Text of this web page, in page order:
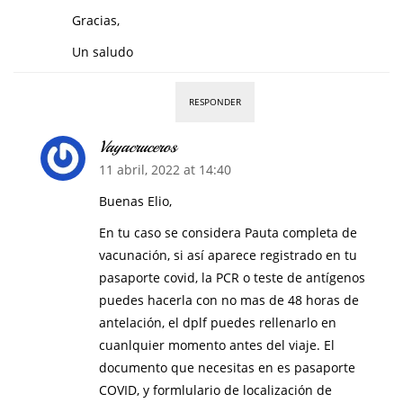
Gracias,
Un saludo
RESPONDER
Vayacruceros
11 abril, 2022 at 14:40
Buenas Elio,
En tu caso se considera Pauta completa de
vacunación, si así aparece registrado en tu
pasaporte covid, la PCR o teste de antígenos
puedes hacerla con no mas de 48 horas de
antelación, el dplf puedes rellenarlo en
cuanlquier momento antes del viaje. El
documento que necesitas en es pasaporte
COVID, y formlulario de localización de